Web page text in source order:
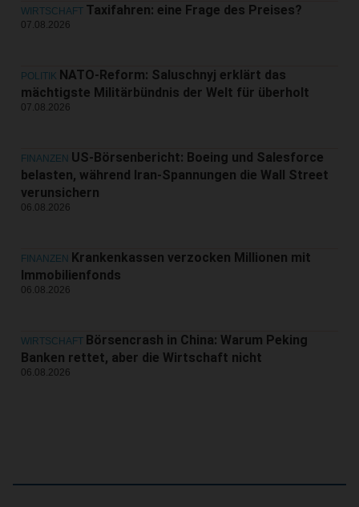
WIRTSCHAFT Taxifahren: eine Frage des Preises?
07.08.2026
POLITIK NATO-Reform: Saluschnyj erklärt das
mächtigste Militärbündnis der Welt für überholt
07.08.2026
FINANZEN US-Börsenbericht: Boeing und Salesforce
belasten, während Iran-Spannungen die Wall Street
verunsichern
06.08.2026
FINANZEN
Krankenkassen verzocken Millionen mit
Immobilienfonds
06.08.2026
WIRTSCHAFT Börsencrash in China: Warum Peking
Banken rettet, aber die Wirtschaft nicht
06.08.2026